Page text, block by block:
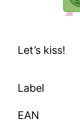
Let’s kiss!
Label
EAN